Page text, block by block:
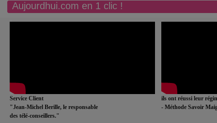
Aujourdhui.com en 1 clic !
Service Client
"Jean-Michel Berille, le responsable
des télé-conseillers."
ils ont réussi leur
- Méthode Savoir